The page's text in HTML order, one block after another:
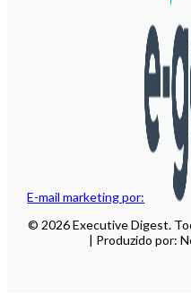
E-mail marketing por:
© 2026 Executive Digest.
| Produzido por: